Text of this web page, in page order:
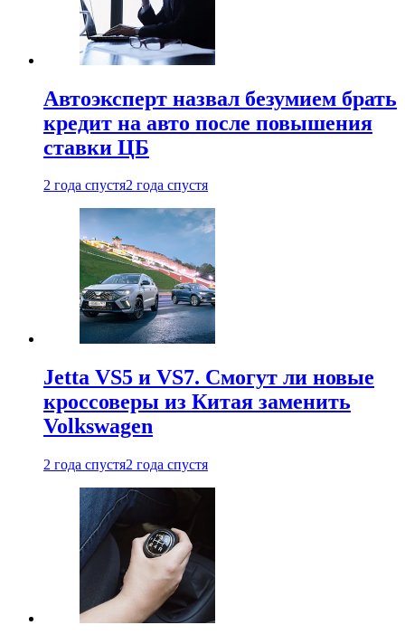
Автоэксперт назвал безумием брать
кредит на авто после повышения
ставки ЦБ
2 года спустя2 года спустя
Jetta VS5 и VS7. Смогут ли новые
кроссоверы из Китая заменить
Volkswagen
2 года спустя2 года спустя